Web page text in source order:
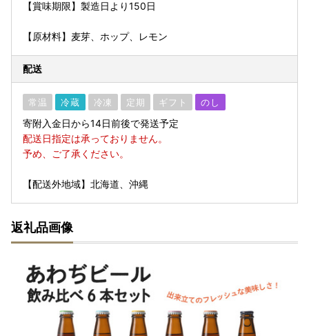
【賞味期限】製造日より150日
【原材料】麦芽、ホップ、レモン
配送
常温 冷蔵 冷凍 定期 ギフト のし
寄附入金日から14日前後で発送予定
配送日指定は承っておりません。
予め、ご了承ください。
【配送外地域】北海道、沖縄
返礼品画像